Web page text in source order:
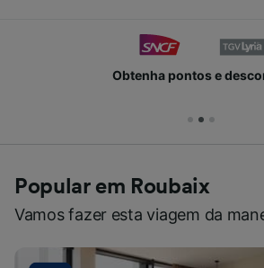
Obtenha pontos e
Popular em Roubaix
Vamos fazer esta viagem da